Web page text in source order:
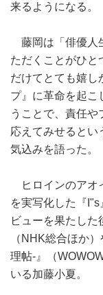
来るようになる。
藤岡は「俳優人
ただくことがひと
だけてとても嬉し
プ』に革命を起こ
うことで、責任
応えてみせるとい
気込みを語った。
ヒロインのアオ
を実写化した『
ビューを果たした
（NHK総合ほか
理帖‐』（
いる加藤小夏。